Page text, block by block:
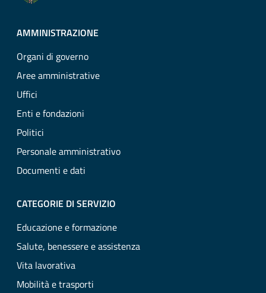
AMMINISTRAZIONE
Organi di governo
Aree amministrative
Uffici
Enti e fondazioni
Politici
Personale amministrativo
Documenti e dati
CATEGORIE DI SERVIZIO
Educazione e formazione
Salute, benessere e assistenza
Vita lavorativa
Mobilità e trasporti